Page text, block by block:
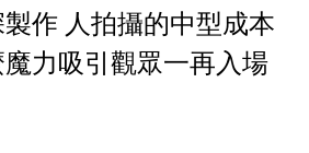
作 人拍攝的中型成本
力吸引觀眾一再入場